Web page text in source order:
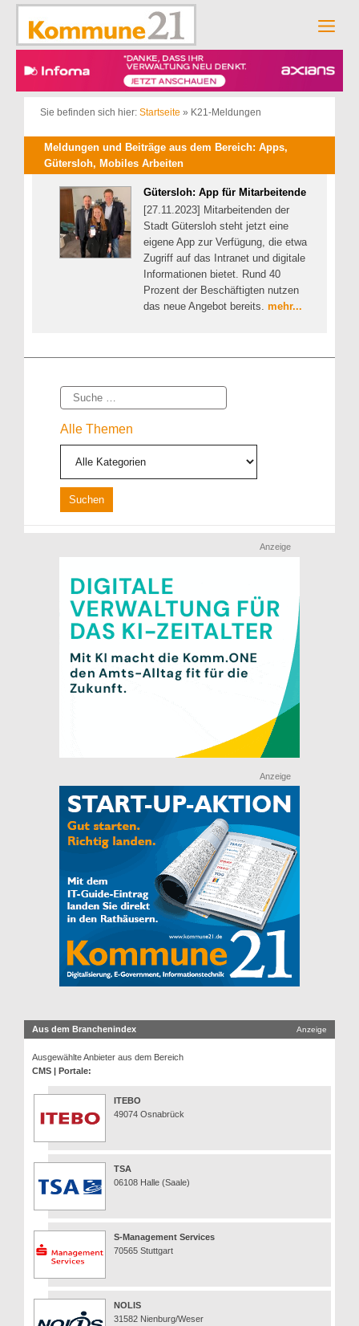
Zum
springen
Sie befinden sich hier: Startseite » K21-Meldungen
Meldungen und Beiträge aus dem Bereich: Apps,
Gütersloh, Mobiles Arbeiten
Gütersloh: App für Mitarbeitende
[27.11.2023] Mitarbeitenden der
Stadt Gütersloh steht jetzt eine
eigene App zur Verfügung, die etwa
Zugriff auf das Intranet und digitale
Informationen bietet. Rund 40
Prozent der Beschäftigten nutzen
das neue Angebot bereits. mehr...
Suche
Alle Themen
Anzeige
Anzeige
Aus dem Branchenindex Anzeige
Ausgewählte Anbieter aus dem Bereich
CMS | Portale:
ITEBO
49074 Osnabrück
TSA
06108 Halle (Saale)
S-Management Services
70565 Stuttgart
NOLIS
31582 Nienburg/Weser